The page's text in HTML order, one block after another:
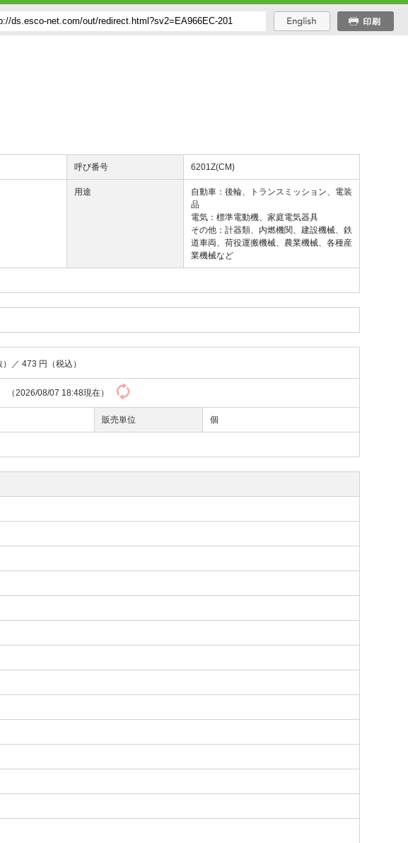
呼び番号 6201Z(CM)
用途
自動車：後輪、トランスミッション、電装
品
電気：標準電動機、家庭電気器具
その他：計器類、内燃機関、建設機械、鉄
道車両、荷役運搬機械、農業機械、各種産
業機械など
）／473 円（税込）
（2026/08/07 18:48現在）
販売単位 個